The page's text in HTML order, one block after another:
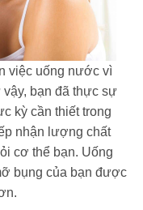
việc uống nước vì
vậy, bạn đã thực sự
kỳ cần thiết trong
nhận lượng chất
cơ thể bạn. Uống
bụng của bạn được